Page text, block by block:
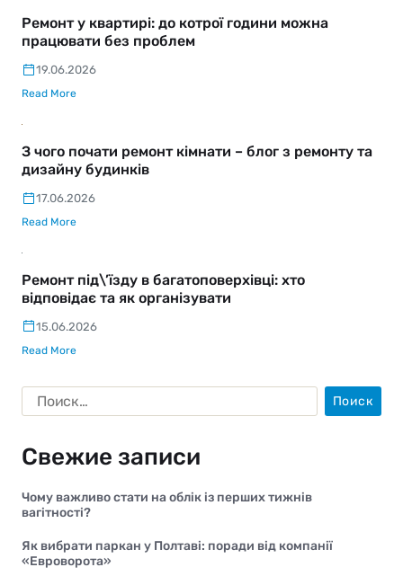
Ремонт у квартирі: до котрої години можна
працювати без проблем
19.06.2026
Read More
З чого почати ремонт кімнати – блог з ремонту та
дизайну будинків
17.06.2026
Read More
Ремонт під\’їзду в багатоповерхівці: хто
відповідає та як організувати
15.06.2026
Read More
Свежие записи
Чому важливо стати на облік із перших тижнів
вагітності?
Як вибрати паркан у Полтаві: поради від компанії
«Евроворота»